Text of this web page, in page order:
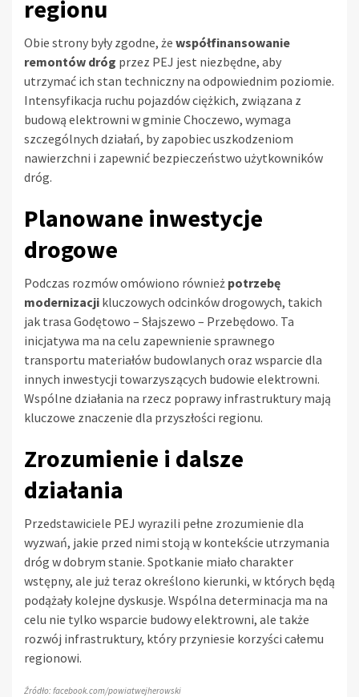
regionu
Obie strony były zgodne, że współfinansowanie
remontów dróg przez PEJ jest niezbędne, aby
utrzymać ich stan techniczny na odpowiednim poziomie.
Intensyfikacja ruchu pojazdów ciężkich, związana z
budową elektrowni w gminie Choczewo, wymaga
szczególnych działań, by zapobiec uszkodzeniom
nawierzchni i zapewnić bezpieczeństwo użytkowników
dróg.
Planowane inwestycje
drogowe
Podczas rozmów omówiono również potrzebę
modernizacji kluczowych odcinków drogowych, takich
jak trasa Godętowo – Słajszewo – Przebędowo. Ta
inicjatywa ma na celu zapewnienie sprawnego
transportu materiałów budowlanych oraz wsparcie dla
innych inwestycji towarzyszących budowie elektrowni.
Wspólne działania na rzecz poprawy infrastruktury mają
kluczowe znaczenie dla przyszłości regionu.
Zrozumienie i dalsze
działania
Przedstawiciele PEJ wyrazili pełne zrozumienie dla
wyzwań, jakie przed nimi stoją w kontekście utrzymania
dróg w dobrym stanie. Spotkanie miało charakter
wstępny, ale już teraz określono kierunki, w których będą
podążały kolejne dyskusje. Wspólna determinacja ma na
celu nie tylko wsparcie budowy elektrowni, ale także
rozwój infrastruktury, który przyniesie korzyści całemu
regionowi.
Źródło: facebook.com/powiatwejherowski